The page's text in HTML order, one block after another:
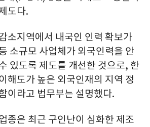
도다.
소지역에서 내국인 인력 확보가
소규모 사업체가 외국인력을 안
있도록 제도를 개선한 것으로, 한
해도가 높은 외국인재의 지역 정
이라고 법무부는 설명했다.
종은 최근 구인난이 심화한 제조